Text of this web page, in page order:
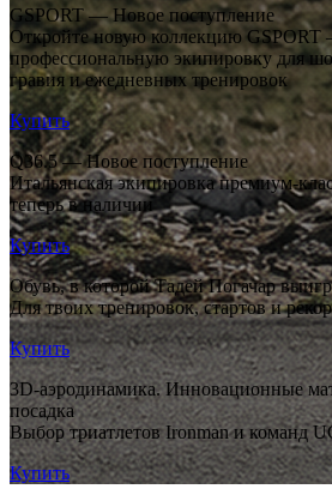
GSPORT — Новое поступление
Откройте новую коллекцию
профессиональную экипировку для
гравия и ежедневных тренировок
Купить
Q36.5 — Новое поступление
Итальянская экипировка премиум-
теперь в наличии
Купить
Обувь, в которой Тадей Погачар
Для твоих тренировок, стартов и
Купить
3D-аэродинамика. Инновационные
посадка
Выбор триатлетов Ironman и команд
Купить